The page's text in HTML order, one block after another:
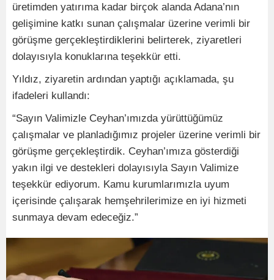
üretimden yatırıma kadar birçok alanda Adana’nın
gelişimine katkı sunan çalışmalar üzerine verimli bir
görüşme gerçekleştirdiklerini belirterek, ziyaretleri
dolayısıyla konuklarına teşekkür etti.
Yıldız, ziyaretin ardından yaptığı açıklamada, şu
ifadeleri kullandı:
“Sayın Valimizle Ceyhan’ımızda yürüttüğümüz
çalışmalar ve planladığımız projeler üzerine verimli bir
görüşme gerçekleştirdik. Ceyhan’ımıza gösterdiği
yakın ilgi ve destekleri dolayısıyla Sayın Valimize
teşekkür ediyorum. Kamu kurumlarımızla uyum
içerisinde çalışarak hemşehrilerimize en iyi hizmeti
sunmaya devam edeceğiz.”